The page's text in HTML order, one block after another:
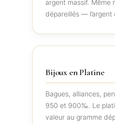
argent massif. Même
dépareillés —
Bijoux en Platine
Bagues, alliances,
950 et 900‰. Le
valeur au gramme